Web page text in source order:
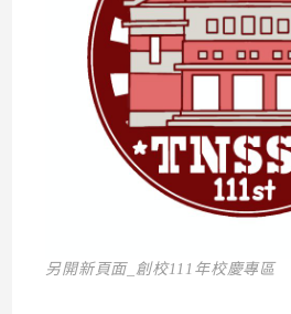
另開新頁面_創校111年校慶專區